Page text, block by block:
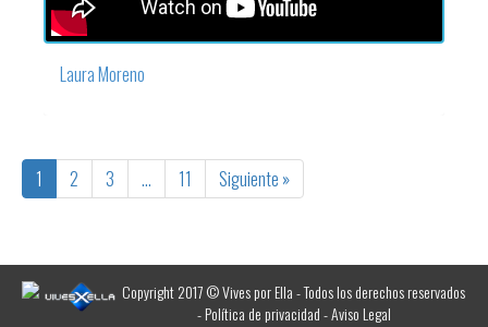
Laura Moreno
1 2 3 … 11 Siguiente »
Copyright 2017 © Vives por Ella - Todos los derechos reservados
-Política de privacidad-Aviso Legal